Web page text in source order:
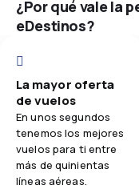
Red de conexiones
Comodidad de viaje
Transporte de
Comidas
¿Por qué vale la
eDestinos?
La mayor oferta
de vuelos
En unos segundos
tenemos los mejores
vuelos para ti entre
más de quinientas
líneas aéreas.